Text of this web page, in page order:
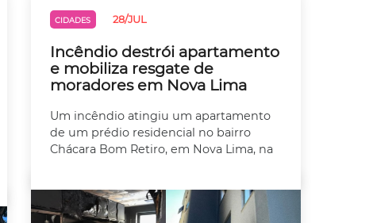
CIDADES 28/JUL
Incêndio destrói apartamento
e mobiliza resgate de
moradores em Nova Lima
Um incêndio atingiu um apartamento
de um prédio residencial no bairro
Chácara Bom Retiro, em Nova Lima, na